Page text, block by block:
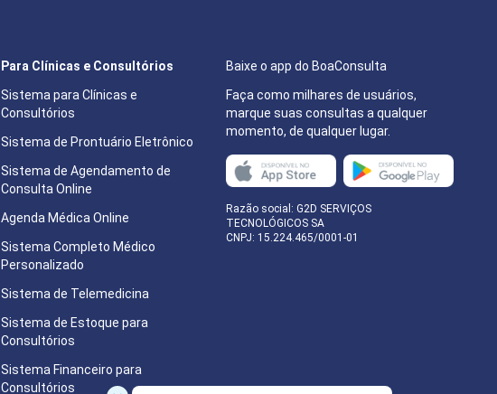
14:00
14:20
14:40
Baixe o app do BoaConsulta
Faça como milhares de usuários,
marque suas consultas a qualquer
momento, de qualquer lugar.
Razão social: G2D SERVIÇOS
TECNOLÓGICOS SA
CNPJ: 15.224.465/0001-01
Para Clínicas e Consultórios
Sistema para Clínicas e
Consultórios
Sistema de Prontuário Eletrônico
Sistema de Agendamento de
Consulta Online
Agenda Médica Online
Sistema Completo Médico
Personalizado
Sistema de Telemedicina
Sistema de Estoque para
Consultórios
Sistema Financeiro para
Consultórios